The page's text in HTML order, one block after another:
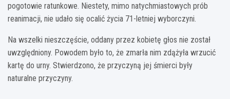
pogotowie ratunkowe. Niestety, mimo natychmiastowych prób
reanimacji, nie udało się ocalić życia 71-letniej wyborczyni.
Na wszelki nieszczęście, oddany przez kobietę głos nie został
uwzględniony. Powodem było to, że zmarła nim zdążyła wrzucić
kartę do urny. Stwierdzono, że przyczyną jej śmierci były
naturalne przyczyny.